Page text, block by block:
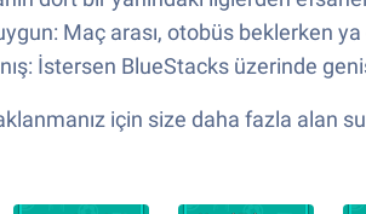
Maç arası, otobüs beklerken ya
İstersen BlueStacks üzerinde
için size daha fazla alan